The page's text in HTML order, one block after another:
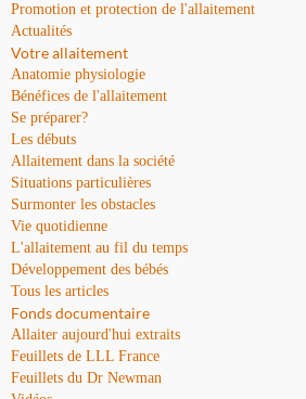
Promotion et protection de l'allaitement
Actualités
Votre allaitement
Anatomie physiologie
Bénéfices de l'allaitement
Se préparer?
Les débuts
Allaitement dans la société
Situations particulières
Surmonter les obstacles
Vie quotidienne
L'allaitement au fil du temps
Développement des bébés
Tous les articles
Fonds documentaire
Allaiter aujourd'hui extraits
Feuillets de LLL France
Feuillets du Dr Newman